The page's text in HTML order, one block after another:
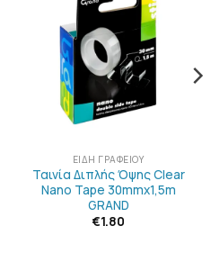
ΠΡΟΣΘΉΚΗ
ΣΤΗΝ
ΛΊΣΤΑ
ΕΠΙΘΥΜΙΏΝ
ΕΊΔΗ ΓΡΑΦΕΊΟΥ
Ταινία Διπλής Όψης Clear
Nano Tape 30mmx1,5m
GRAND
€1.80